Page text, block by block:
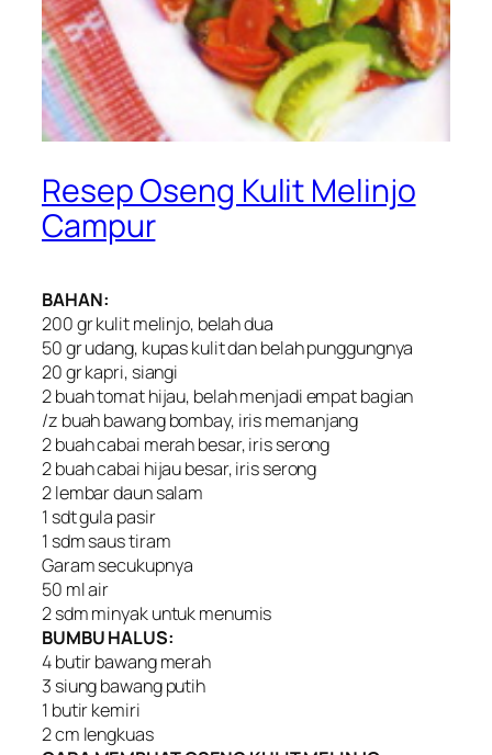
Resep Oseng Kulit Melinjo
Campur
BAHAN:
200 gr kulit melinjo, belah dua
50 gr udang, kupas kulit dan belah punggungnya
20 gr kapri, siangi
2 buah tomat hijau, belah menjadi empat bagian
/z buah bawang bombay, iris memanjang
2 buah cabai merah besar, iris serong
2 buah cabai hijau besar, iris serong
2 lembar daun salam
1 sdt gula pasir
1 sdm saus tiram
Garam secukupnya
50 ml air
2 sdm minyak untuk menumis
BUMBU HALUS:
4 butir bawang merah
3 siung bawang putih
1 butir kemiri
2 cm lengkuas